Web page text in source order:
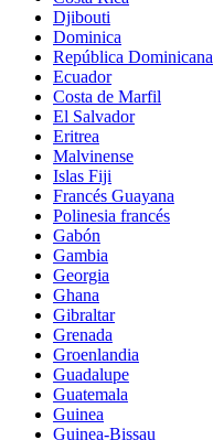
Djibouti
Dominica
República Dominicana
Ecuador
Costa de Marfil
El Salvador
Eritrea
Malvinense
Islas Fiji
Francés Guayana
Polinesia francés
Gabón
Gambia
Georgia
Ghana
Gibraltar
Grenada
Groenlandia
Guadalupe
Guatemala
Guinea
Guinea-Bissau